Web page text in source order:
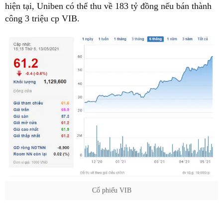
hiện tại, Uniben có thể thu về 183 tỷ đồng nếu bán thành
công 3 triệu cp VIB.
Cổ phiếu VIB